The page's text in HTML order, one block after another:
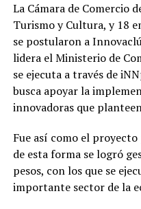
La Cámara de Comercio
Turismo y Cultura, y 18
se postularon a
lidera el Ministerio de
se ejecuta a través de
busca apoyar la
innovadoras que
Fue así como el
de esta forma se logró
pesos, con los que se
importante sector de la